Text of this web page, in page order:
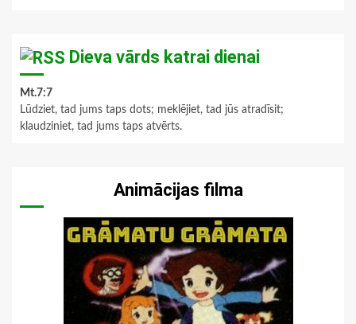
Dieva vārds katrai dienai
Mt.7:7
Lūdziet, tad jums taps dots; meklējiet, tad jūs atradīsit;
klaudziniet, tad jums taps atvērts.
Animācijas filma